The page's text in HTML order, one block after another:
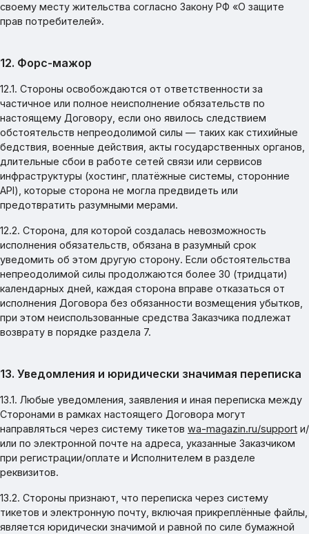
своему месту жительства согласно Закону РФ «О защите
прав потребителей».
12. Форс-мажор
12.1. Стороны освобождаются от ответственности за
частичное или полное неисполнение обязательств по
настоящему Договору, если оно явилось следствием
обстоятельств непреодолимой силы — таких как стихийные
бедствия, военные действия, акты государственных органов,
длительные сбои в работе сетей связи или сервисов
инфраструктуры (хостинг, платёжные системы, сторонние
API), которые сторона не могла предвидеть или
предотвратить разумными мерами.
12.2. Сторона, для которой создалась невозможность
исполнения обязательств, обязана в разумный срок
уведомить об этом другую сторону. Если обстоятельства
непреодолимой силы продолжаются более 30 (тридцати)
календарных дней, каждая сторона вправе отказаться от
исполнения Договора без обязанности возмещения убытков,
при этом неиспользованные средства Заказчика подлежат
возврату в порядке раздела 7.
13. Уведомления и юридически значимая переписка
13.1. Любые уведомления, заявления и иная переписка между
Сторонами в рамках настоящего Договора могут
направляться через систему тикетов wa-magazin.ru/support и/
или по электронной почте на адреса, указанные Заказчиком
при регистрации/оплате и Исполнителем в разделе
реквизитов.
13.2. Стороны признают, что переписка через систему
тикетов и электронную почту, включая прикреплённые файлы,
является юридически значимой и равной по силе бумажной